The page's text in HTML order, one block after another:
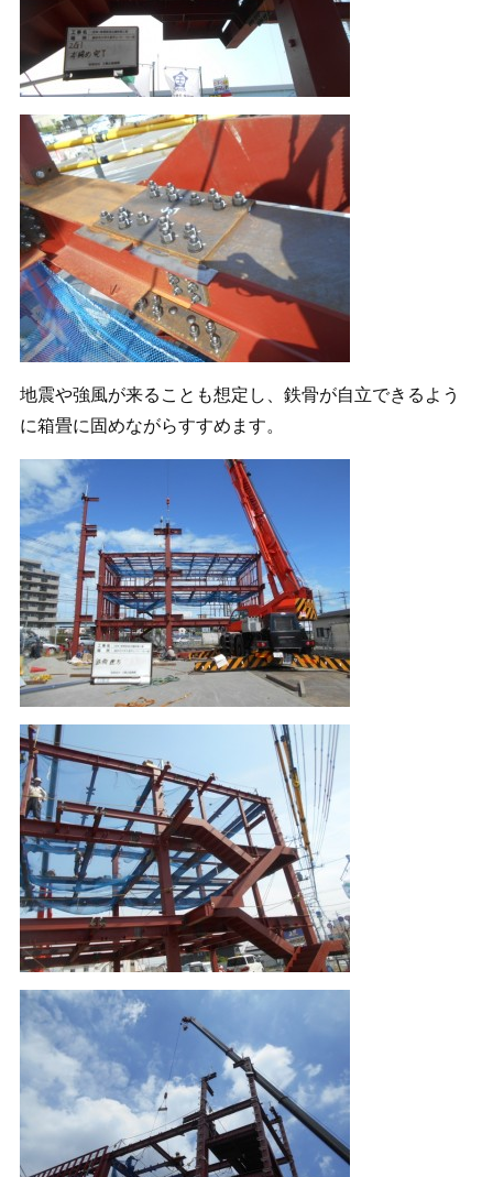
地震や強風が来ることも想定し、鉄骨が自立できるよう
に箱畳に固めながらすすめます。